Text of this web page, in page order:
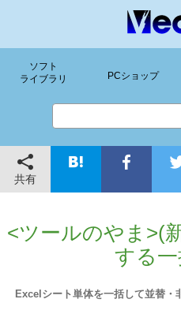
ソフト
ライブラリ
PCショップ
共有
<ツールのやま>(
する
Excelシート単体を一括して並替・